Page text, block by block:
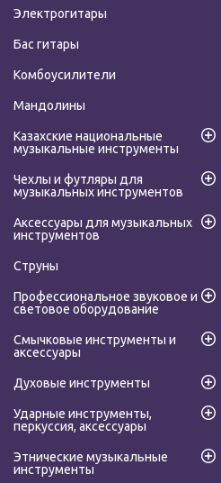
Электрогитары
Бас гитары
Комбоусилители
Мандолины
Казахские национальные
музыкальные инструменты
Чехлы и футляры для
музыкальных инструментов
Аксессуары для музыкальных
инструментов
Струны
Профессиональное звуковое и
световое оборудование
Смычковые инструменты и
аксессуары
Духовые инструменты
Ударные инструменты,
перкуссия, аксессуары
Этнические музыкальные
инструменты